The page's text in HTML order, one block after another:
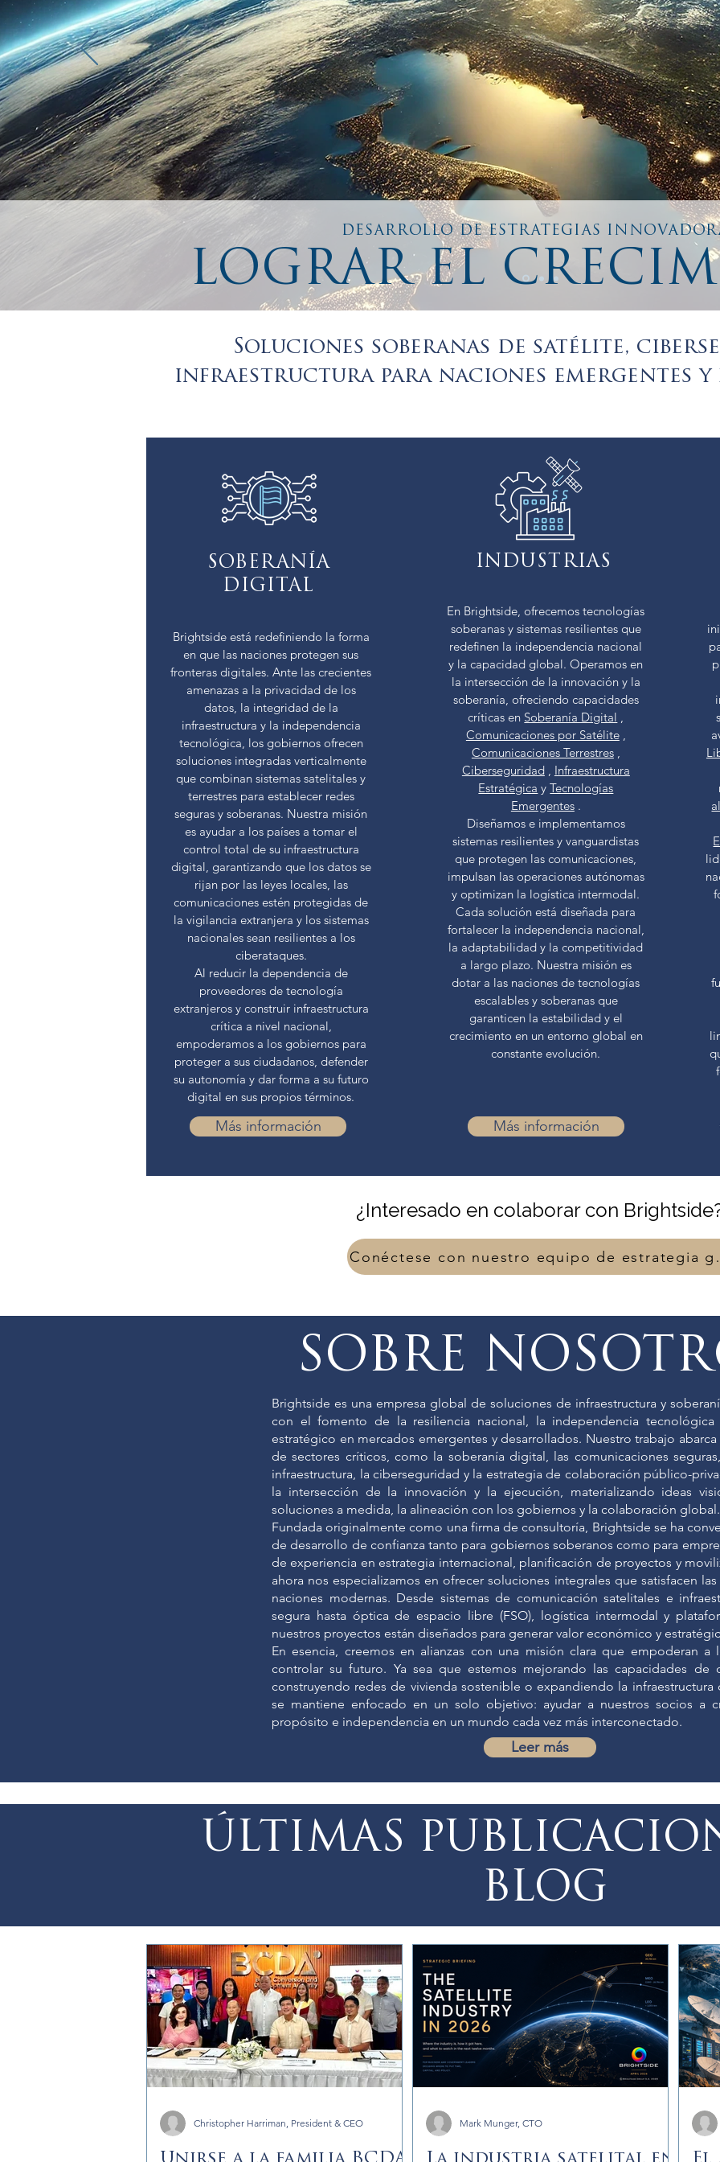
DESARROLLO DE ESTRATEGIAS
LOGRAR EL
Soluciones soberanas de satélite,
infraestructura para naciones emergentes
INDUSTRIAS
En Brightside, ofrecemos tecnologías
soberanas y sistemas resilientes que
redefinen la independencia nacional
y la capacidad global. Operamos en
la intersección de la innovación y la
soberanía, ofreciendo capacidades
críticas en Soberanía Digital ,
Comunicaciones por Satélite,
Comunicaciones Terrestres,
Ciberseguridad, Infraestructura
Estratégica yTecnologías
Emergentes.
Diseñamos e implementamos
sistemas resilientes y vanguardistas
que protegen las comunicaciones,
impulsan las operaciones autónomas
y optimizan la logística intermodal.
Cada solución está diseñada para
fortalecer la independencia nacional,
la adaptabilidad y la competitividad
a largo plazo. Nuestra misión es
dotar a las naciones de tecnologías
escalables y soberanas que
garanticen la estabilidad y el
crecimiento en un entorno global en
constante evolución.
Más información
SOBERANÍA
DIGITAL
Brightside está redefiniendo la forma
en que las naciones protegen sus
fronteras digitales. Ante las crecientes
amenazas a la privacidad de los
datos, la integridad de la
infraestructura y la independencia
tecnológica, los gobiernos ofrecen
soluciones integradas verticalmente
que combinan sistemas satelitales y
terrestres para establecer redes
seguras y soberanas. Nuestra misión
es ayudar a los países a tomar el
control total de su infraestructura
digital, garantizando que los datos se
rijan por las leyes locales, las
comunicaciones estén protegidas de
la vigilancia extranjera y los sistemas
nacionales sean resilientes a los
ciberataques.
Al reducir la dependencia de
proveedores de tecnología
extranjeros y construir infraestructura
crítica a nivel nacional,
empoderamos a los gobiernos para
proteger a sus ciudadanos, defender
su autonomía y dar forma a su futuro
digital en sus propios términos.
Más información
¿Interesado en colaborar con
SOBRE
Brightside es una empresa global de soluciones de infraestructura y
con el fomento de la resiliencia nacional, la independencia
estratégico en mercados emergentes y desarrollados. Nuestro trabajo
de sectores críticos, como la soberanía digital, las comunicaciones
infraestructura, la ciberseguridad y la estrategia de colaboración público-
la intersección de la innovación y la ejecución, materializando ideas
soluciones a medida, la alineación con los gobiernos y la colaboración global.
Fundada originalmente como una firma de consultoría, Brightside se ha
de desarrollo de confianza tanto para gobiernos soberanos como para
de experiencia en estrategia internacional, planificación de proyectos y
ahora nos especializamos en ofrecer soluciones integrales que satisfacen
naciones modernas. Desde sistemas de comunicación satelitales e
segura hasta óptica de espacio libre (FSO), logística intermodal y
nuestros proyectos están diseñados para generar valor económico y
En esencia, creemos en alianzas con una misión clara que empoderan a
controlar su futuro. Ya sea que estemos mejorando las capacidades de
construyendo redes de vivienda sostenible o expandiendo la infraestructura
se mantiene enfocado en un solo objetivo: ayudar a nuestros socios a
propósito e independencia en un mundo cada vez más interconectado.
Leer más
ÚLTIMAS
BLOG
Christopher Harriman, President & CEO Mark Munger, CTO